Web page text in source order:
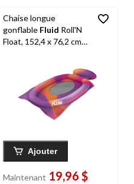
Chaise longue
gonflable Fluid Roll'N
Float, 152,4 x 76,2 cm
Ajouter
Maintenant 19,96 $